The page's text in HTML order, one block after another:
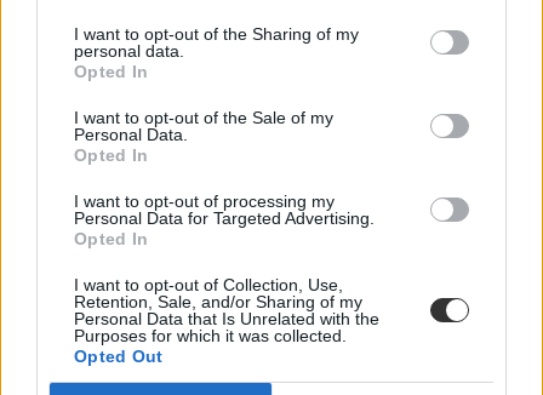
I want to opt-out of the Sharing of my
personal data.
Opted In
I want to opt-out of the Sale of my
Personal Data.
Opted In
I want to opt-out of processing my
Personal Data for Targeted Advertising.
Opted In
I want to opt-out of Collection, Use,
Retention, Sale, and/or Sharing of my
Personal Data that Is Unrelated with the
Purposes for which it was collected.
Opted Out